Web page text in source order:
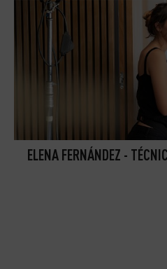
ELENA FERNÁNDEZ -